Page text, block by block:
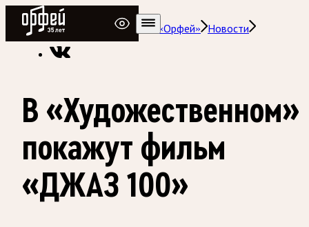
Радио Орфей
Радио классической музыки «Орфей»
Новости
В «Художественном»
покажут фильм
«ДЖАЗ 100»